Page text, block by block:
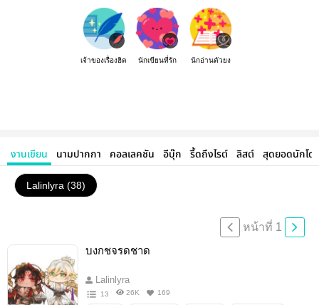
เจ้าของเรื่องฮิต นักเขียนที่รัก นักอ่านตัวยง
งานเขียน นามปากกา คอลเลคชัน อีบุ๊ก รี้ดถึงไรต์ ลิสต์ สุดยอดนักโด
Lalinlyra (38)
หน้าที่ 1
บงกชจรดชาด
Lalinlyra
13 26K 169